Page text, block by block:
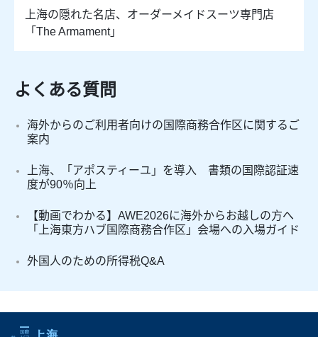
上海の隠れた名店、オーダーメイドスーツ専門店
「The Armament」
よくある質問
海外からのご利用者向けの国際商務合作区に関するご
案内
上海、「アポスティーユ」を導入 書類の国際認証速
度が90％向上
【動画でわかる】AWE2026に海外からお越しの方へ
「上海東方ハブ国際商務合作区」会場への入場ガイド
外国人のための所得税Q&A